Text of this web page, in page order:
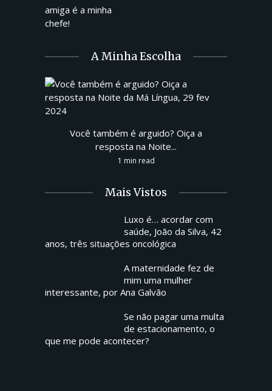
A Minha Escolha
Você também é arguido? Oiça a
resposta na Noite...
1 min read
Mais Vistos
Luxo é… acordar com
saúde, João da Silva, 42
anos, três situações oncológica
A maternidade fez de
mim uma mulher
interessante, por Ana Galvão
Se não pagar uma multa
de estacionamento, o
que me pode acontecer?